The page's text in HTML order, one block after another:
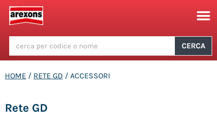
CERCA
HOME / RETE GD / ACCESSORI
Rete GD